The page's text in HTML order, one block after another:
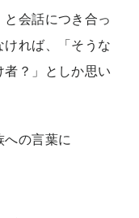
会話につき合っ
れば、「そうな
？」としか思い
への言葉に